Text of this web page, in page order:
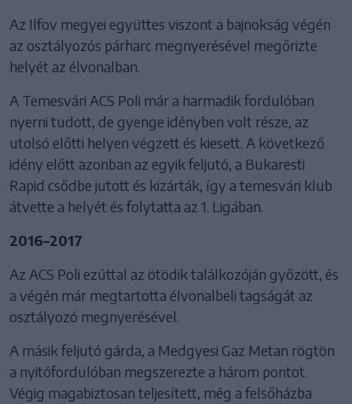
Az Ilfov megyei együttes viszont a bajnokság végén
az osztályozós párharc megnyerésével megőrizte
helyét az élvonalban.
A Temesvári ACS Poli már a harmadik fordulóban
nyerni tudott, de gyenge idényben volt része, az
utolsó előtti helyen végzett és kiesett. A következő
idény előtt azonban az egyik feljutó, a Bukaresti
Rapid csődbe jutott és kizárták, így a temesvári klub
átvette a helyét és folytatta az 1. Ligában.
2016–2017
Az ACS Poli ezúttal az ötödik találkozóján győzött, és
a végén már megtartotta élvonalbeli tagságát az
osztályozó megnyerésével.
A másik feljutó gárda, a Medgyesi Gaz Metan rögtön
a nyitófordulóban megszerezte a három pontot.
Végig magabiztosan teljesített, még a felsőházba